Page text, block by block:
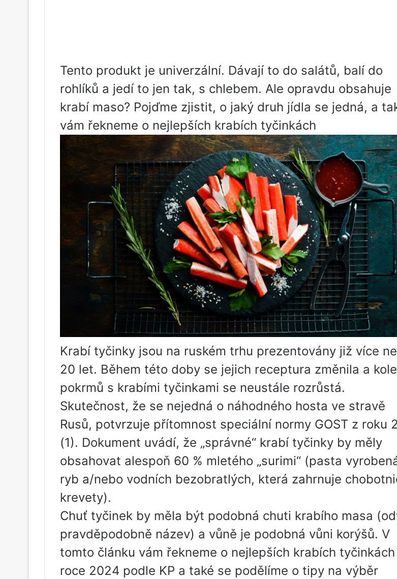
Tento produkt je univerzální. Dávají to do salátů, balí do
rohlíků a jedí to jen tak, s chlebem. Ale opravdu obsahuje
krabí maso? Pojďme zjistit, o jaký druh jídla se jedná, a
vám řekneme o nejlepších krabích tyčinkách
Krabí tyčinky jsou na ruském trhu prezentovány již více
20 let. Během této doby se jejich receptura změnila a
pokrmů s krabími tyčinkami se neustále rozrůstá.
Skutečnost, že se nejedná o náhodného hosta ve stravě
Rusů, potvrzuje přítomnost speciální normy GOST z roku
(1). Dokument uvádí, že „správné“ krabí tyčinky by měly
obsahovat alespoň 60 % mletého „surimi“ (pasta
ryb a/nebo vodních bezobratlých, která zahrnuje
krevety).
Chuť tyčinek by měla být podobná chuti krabího masa
pravděpodobně název) a vůně je podobná vůni korýšů. V
tomto článku vám řekneme o nejlepších krabích
roce 2024 podle KP a také se podělíme o tipy na výběr